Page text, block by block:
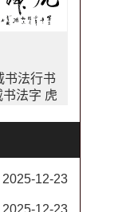
书法行书
法字 虎
2025-12-23
2025-12-23